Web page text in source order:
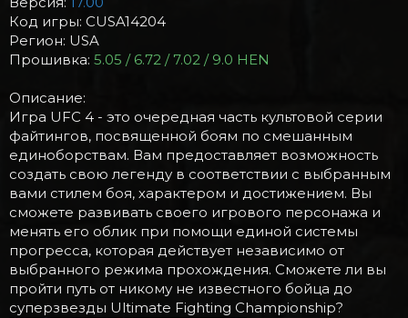
Код игры: CUSA14204
Регион: USA
Прошивка: 5.05 / 6.72 / 7.02 / 9.0 HEN
Описание:
Игра UFC 4 - это очередная часть культовой серии
файтингов, посвященной боям по смешанным
единоборствам. Вам предоставляет возможность
создать свою легенду в соответствии с выбранным
вами стилем боя, характером и достижением. Вы
сможете развивать своего игрового персонажа и
менять его облик при помощи единой системы
прогресса, которая действует независимо от
выбранного режима прохождения. Сможете ли вы
пройти путь от никому не известного бойца до
суперзвезды Ultimate Fighting Championship?